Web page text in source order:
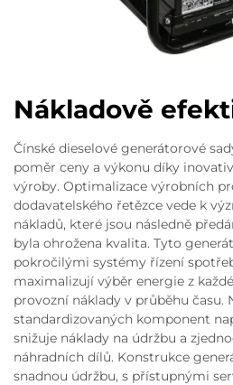
Nákladově
Čínské dieselové generátorové
poměr ceny a výkonu díky
výroby. Optimalizace výrobních
dodavatelského řetězce vede k
nákladů, které jsou následně
byla ohrožena kvalita. Tyto
pokročilými systémy řízení
maximalizují výběr energie z
provozní náklady v průběhu času.
standardizovaných komponent
snižuje náklady na údržbu a
náhradních dílů. Konstrukce
snadnou údržbu, s přístupnými